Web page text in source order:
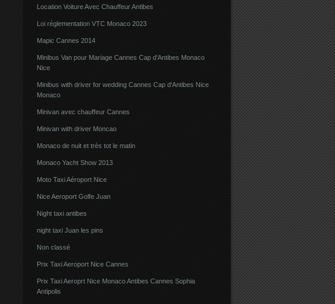
Location Voiture Avec Chauffeur Antibes
Loi réglementation VTC Monaco 2023
Mapic Cannes 2014
Minibus Van pour Mariage Cannes Cap d'Antibes Monaco
Nice
Minibus with driver for wedding Cannes Cap d'Antibes Nice
Monaco
Minivan avec chauffeur Cannes
Minivan with driver Moncao
Monaco de nuit et très tot le matin
Monaco Yacht Show 2013
Moto Taxi Aéroport Nice
Nice Aeroport Golfe Juan
Night taxi antibes
night taxi Juan les pins
Non classé
Prix Taxi Aeroport Nice Cannes
Prix Taxi Aeroprt Nice Monaco Antibes Cannes Sophia
Antipolis